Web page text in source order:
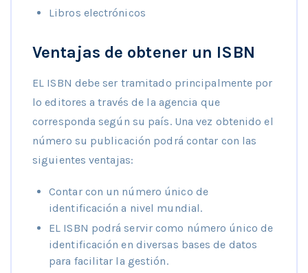
Libros electrónicos
Ventajas de obtener un ISBN
EL ISBN debe ser tramitado principalmente por
lo editores a través de la agencia que
corresponda según su país. Una vez obtenido el
número su publicación podrá contar con las
siguientes ventajas:
Contar con un número único de
identificación a nivel mundial.
EL ISBN podrá servir como número único de
identificación en diversas bases de datos
para facilitar la gestión.